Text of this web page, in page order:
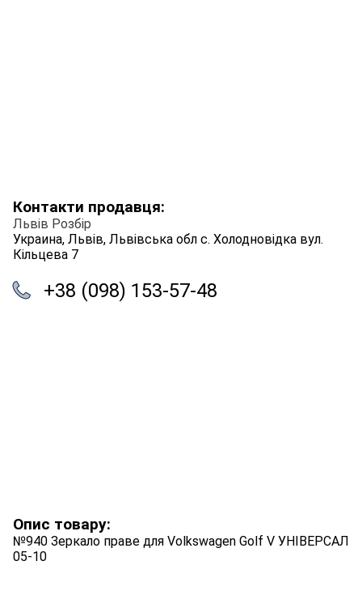
Контакти продавця:
Львів Розбір
Украина, Львів, Львівська обл с. Холодновідка вул.
Кільцева 7
+38 (098) 153-57-48
Опис товару:
№940 Зеркало праве для Volkswagen Golf V УНІВЕРСАЛ
05-10